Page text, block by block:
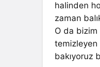
halinden
zaman
O da bizim
temizleyen
bakıyoruz